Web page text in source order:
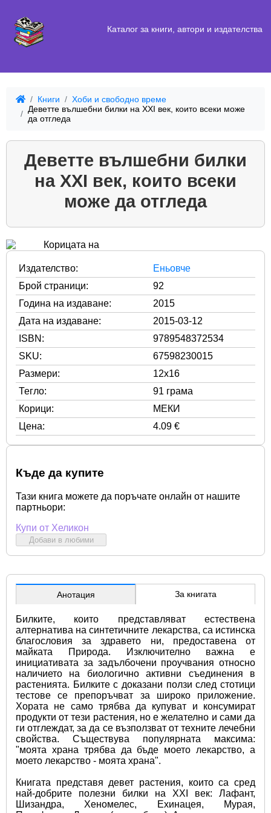
Каталог за книги, автори и издателства
Книги
Хоби и свободно време
Деветте вълшебни билки на XXI век, които всеки може
да отгледа
Деветте вълшебни билки
на XXI век, които всеки
може да отгледа
Издателство:
Еньовче
Брой страници:
92
Година на издаване:
2015
Дата на издаване:
2015-03-12
ISBN:
9789548372534
SKU:
67598230015
Размери:
12x16
Тегло:
91 грама
Корици:
МЕКИ
Цена:
4.09 €
Къде да купите
Тази книга можете да поръчате онлайн от нашите
партньори:
Купи от Хеликон
Добави в любими
Анотация За книгата
Билките, които представляват естествена
алтернатива на синтетичните лекарства, са истинска
благословия за здравето ни, предоставена от
майката Природа. Изключително важна е
инициативата за задълбочени проучвания относно
наличието на биологично активни съединения в
растенията. Билките с доказани ползи след стотици
тестове се препоръчват за широко приложение.
Хората не само трябва да купуват и консумират
продукти от тези растения, но е желателно и сами да
ги отглеждат, за да се възползват от техните лечебни
свойства. Съществува популярната максима:
"моята храна трябва да бъде моето лекарство, а
моето лекарство - моята храна".
Книгата представя девет растения, които са сред
най-добрите полезни билки на XXI век: Лафант,
Шизандра, Хеномелес, Ехинацея, Мурая,